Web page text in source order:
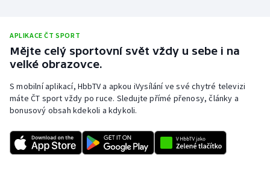
APLIKACE ČT SPORT
Mějte celý sportovní svět vždy u sebe i na
velké obrazovce.
S mobilní aplikací, HbbTV a apkou iVysílání ve své chytré televizi
máte ČT sport vždy po ruce. Sledujte přímé přenosy, články a
bonusový obsah kdekoli a kdykoli.